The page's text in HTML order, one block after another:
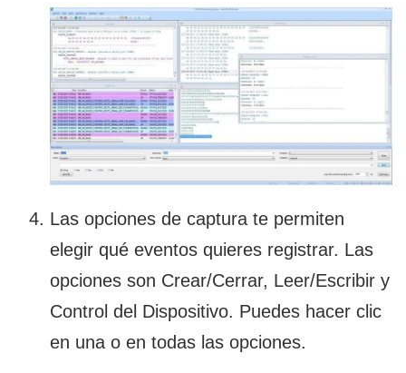
Las opciones de captura te permiten
elegir qué eventos quieres registrar. Las
opciones son Crear/Cerrar, Leer/Escribir y
Control del Dispositivo. Puedes hacer clic
en una o en todas las opciones.